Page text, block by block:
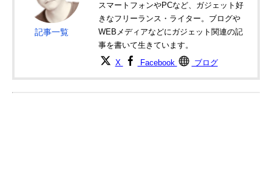
記事一覧
スマートフォンやPCなど、ガジェット好
きなフリーランス・ライター。ブログや
WEBメディアなどにガジェット関連の記
事を書いて生きています。
X Facebook ブログ